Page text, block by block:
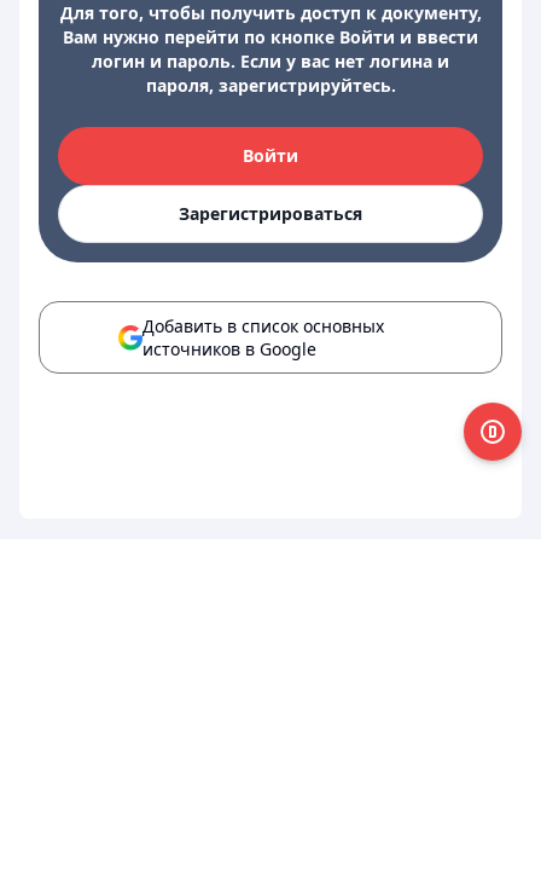
Для того, чтобы получить доступ к документу,
Вам нужно перейти по кнопке Войти и ввести
логин и пароль. Если у вас нет логина и
пароля, зарегистрируйтесь.
Войти
Зарегистрироваться
Добавить в список основных
источников в Google